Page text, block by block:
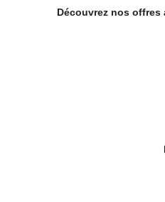
Découvrez nos offres